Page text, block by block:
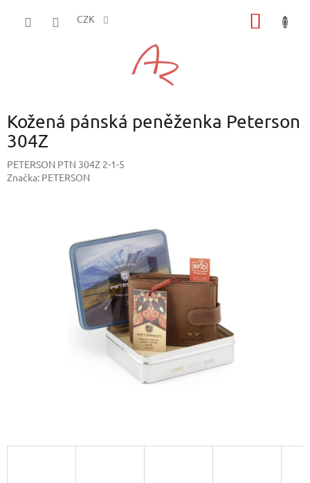
CZK
Kožená pánská peněženka Peterson
304Z
PETERSON PTN 304Z 2-1-5
Značka: PETERSON